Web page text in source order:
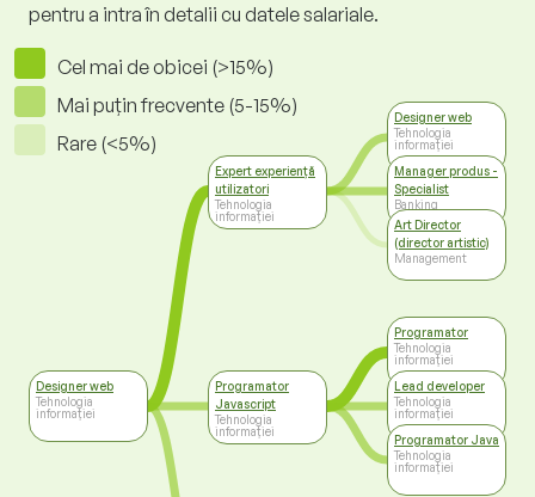
pentru a intra în detalii cu datele salariale.
Cel mai de obicei (>15%)
Mai puțin frecvente (5-15%)
Rare (<5%)
Designer web
Tehnologia
informației
Expert experiență
utilizatori
Tehnologia
informației
Programator
Javascript
Tehnologia
informației
Designer web
Tehnologia
informației
Manager produs -
Specialist
Banking
Art Director
(director artistic)
Management
Programator
Tehnologia
informației
Lead developer
Tehnologia
informației
Programator Java
Tehnologia
informației